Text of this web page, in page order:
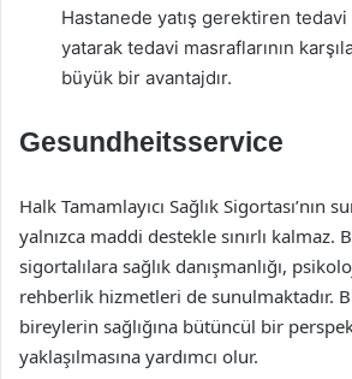
Hastanede yatış gerektiren
yatarak tedavi masraflarının
büyük bir avantajdır.
Gesundheitsservice
Halk Tamamlayıcı Sağlık Sigortası’nın
yalnızca maddi destekle sınırlı kalmaz.
sigortalılara sağlık danışmanlığı,
rehberlik hizmetleri de sunulmaktadır.
bireylerin sağlığına bütüncül bir
yaklaşılmasına yardımcı olur.